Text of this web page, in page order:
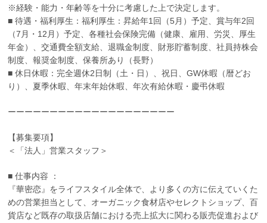
※経験・能力・年齢等を十分に考慮した上で決定します。
■ 待遇・福利厚生：福利厚生：昇給年1回（5月）予定、賞与年2回
（7月・12月）予定、各種社会保険完備（健康、雇用、労災、厚生
年金）、交通費全額支給、退職金制度、財形貯蓄制度、社員持株会
制度、報奨金制度、保養所あり（長野）
■ 休日休暇：完全週休2日制（土・日）、祝日、GW休暇（暦どお
り）、夏季休暇、年末年始休暇、年次有給休暇・慶弔休暇
ーーーーーーーーーーーーーーーーーーーー
【募集要項】
＜「法人」営業スタッフ＞
■ 仕事内容 ：
『華密恋』をライフスタイル全体で、より多くの方に伝えていくた
めの営業担当として、オーガニック食材店やセレクトショップ、百
貨店など既存の取扱店舗における売上拡大に関わる販売促進および